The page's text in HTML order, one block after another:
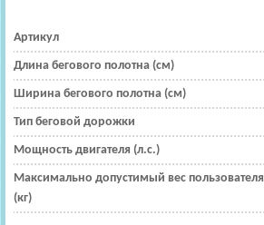
Артикул
Длина бегового полотна (см)
Ширина бегового полотна (см)
Тип беговой дорожки
Мощность двигателя (л.с.)
Максимально допустимый вес пользователя
(кг)